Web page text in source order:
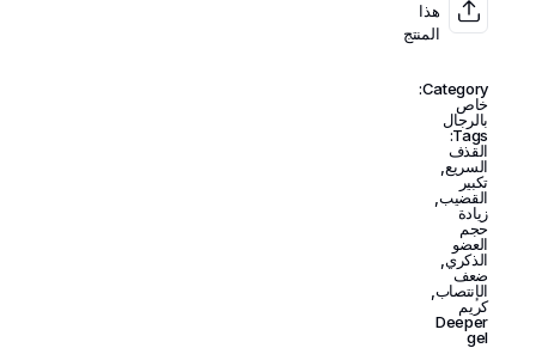
هذا
المنتج
Category:
خاص
بالرجال
Tags:
القذف
السريع
تكبير
القضيب
زيادة
حجم
العضو
الذكري
ضعف
الإنتصاب
كريم
Deeper
gel